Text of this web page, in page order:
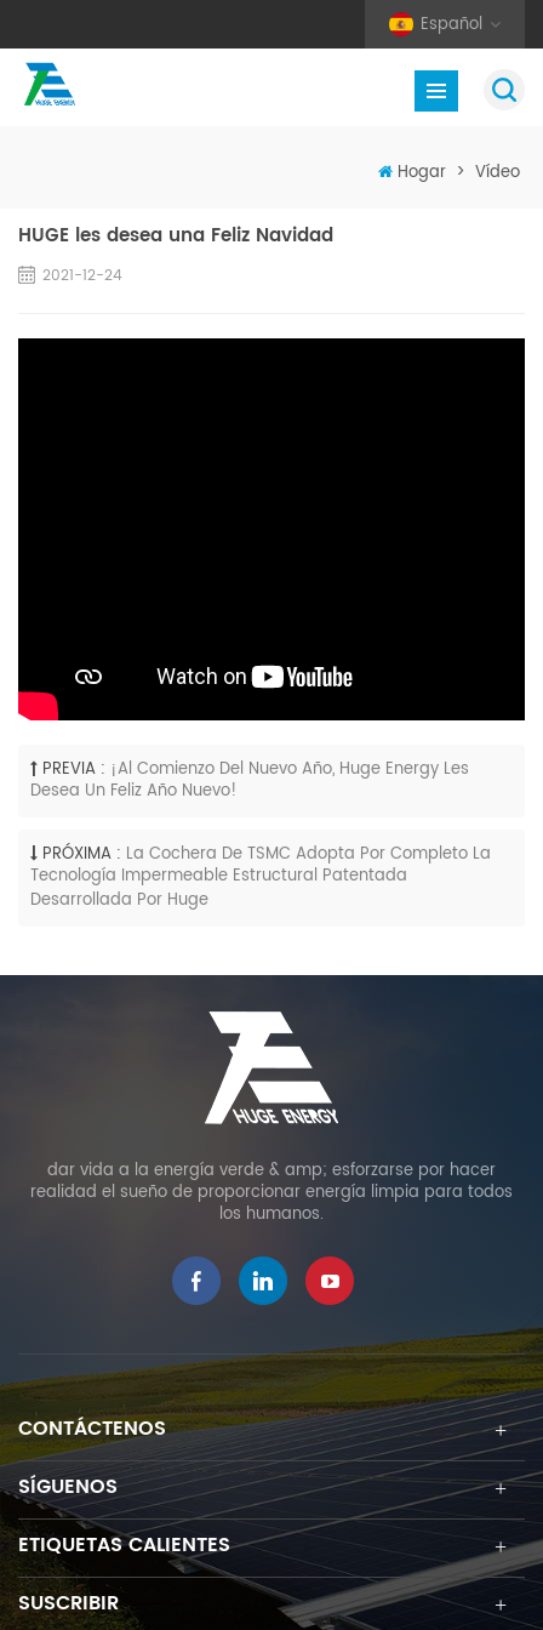
Español
Hogar > Vídeo
HUGE les desea una Feliz Navidad
2021-12-24
PREVIA : ¡Al Comienzo Del Nuevo Año, Huge Energy Les
Desea Un Feliz Año Nuevo!
PRÓXIMA : La Cochera De TSMC Adopta Por Completo La
Tecnología Impermeable Estructural Patentada
Desarrollada Por Huge
dar vida a la energía verde & amp; esforzarse por hacer
realidad el sueño de proporcionar energía limpia para todos
los humanos.
CONTÁCTENOS
SÍGUENOS
ETIQUETAS CALIENTES
SUSCRIBIR